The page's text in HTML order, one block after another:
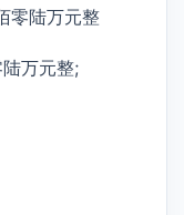
零陆万元整
万元整;